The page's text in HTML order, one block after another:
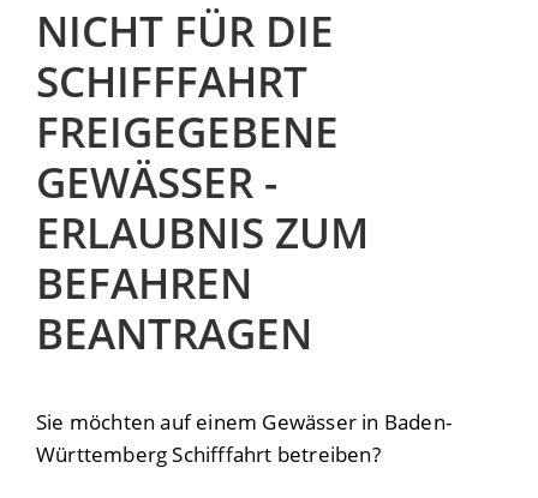
NICHT FÜR DIE
SCHIFFFAHRT
FREIGEGEBENE
GEWÄSSER -
ERLAUBNIS ZUM
BEFAHREN
BEANTRAGEN
Sie möchten auf einem Gewässer in Baden-
Württemberg Schifffahrt betreiben?